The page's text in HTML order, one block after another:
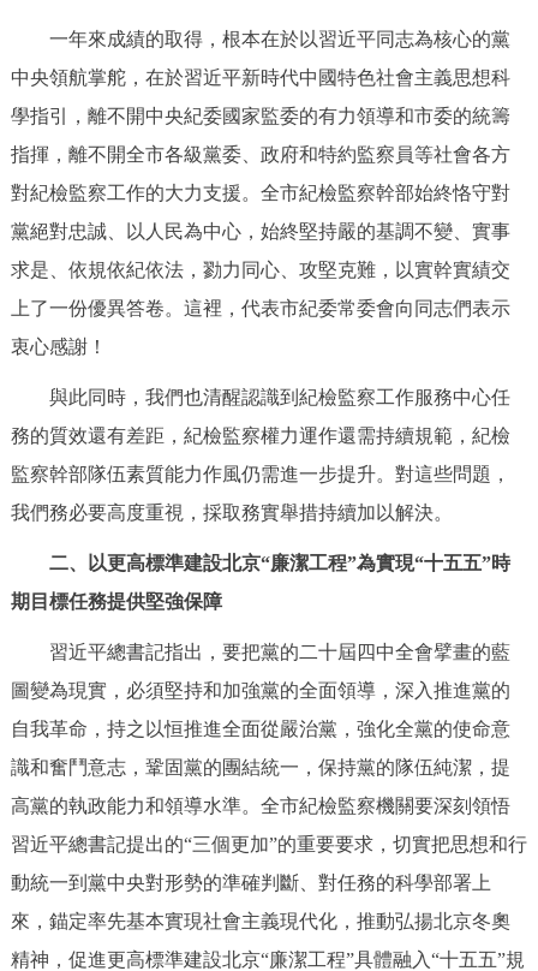
一年來成績的取得，根本在於以習近平同志為核心的黨
中央領航掌舵，在於習近平新時代中國特色社會主義思想科
學指引，離不開中央紀委國家監委的有力領導和市委的統籌
指揮，離不開全市各級黨委、政府和特約監察員等社會各方
對紀檢監察工作的大力支援。全市紀檢監察幹部始終恪守對
黨絕對忠誠、以人民為中心，始終堅持嚴的基調不變、實事
求是、依規依紀依法，勠力同心、攻堅克難，以實幹實績交
上了一份優異答卷。這裡，代表市紀委常委會向同志們表示
衷心感謝！
與此同時，我們也清醒認識到紀檢監察工作服務中心任
務的質效還有差距，紀檢監察權力運作還需持續規範，紀檢
監察幹部隊伍素質能力作風仍需進一步提升。對這些問題，
我們務必要高度重視，採取務實舉措持續加以解決。
二、以更高標準建設北京“廉潔工程”為實現“十五五”時
期目標任務提供堅強保障
習近平總書記指出，要把黨的二十屆四中全會擘畫的藍
圖變為現實，必須堅持和加強黨的全面領導，深入推進黨的
自我革命，持之以恒推進全面從嚴治黨，強化全黨的使命意
識和奮鬥意志，鞏固黨的團結統一，保持黨的隊伍純潔，提
高黨的執政能力和領導水準。全市紀檢監察機關要深刻領悟
習近平總書記提出的“三個更加”的重要要求，切實把思想和行
動統一到黨中央對形勢的準確判斷、對任務的科學部署上
來，錨定率先基本實現社會主義現代化，推動弘揚北京冬奧
精神，促進更高標準建設北京“廉潔工程”具體融入“十五五”規